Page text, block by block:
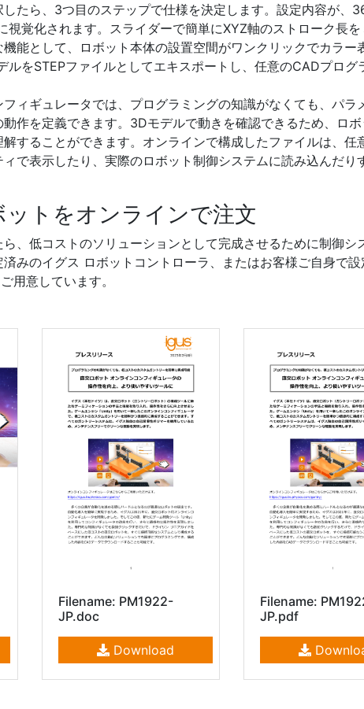
したら、3つ目のステップで仕様を決定します。設定内容が、
覚化されます。スライダーで簡単にXYZ軸のストローク長を
能として、ロボット本体の設置空間がワンクリックでカラー
ルをSTEPファイルとしてエキスポートし、任意のCADプログ
ィギュレータでは、プログラミングの知識がなくても、パラ
作を定義できます。3Dモデルで動きを確認できるため、ロ
することができます。オンラインで構成したファイルは、任
で表示したり、実際のロボット制御システムに読み込んだり
トをオンラインで注文
、低コストのソリューションとして完成させるために制御シ
みのイグス ロボットコントローラ、またはお客様ご自身で設
用意しています。
Filename: PM1922-
JP.doc
Download
Filename:
JP.pdf